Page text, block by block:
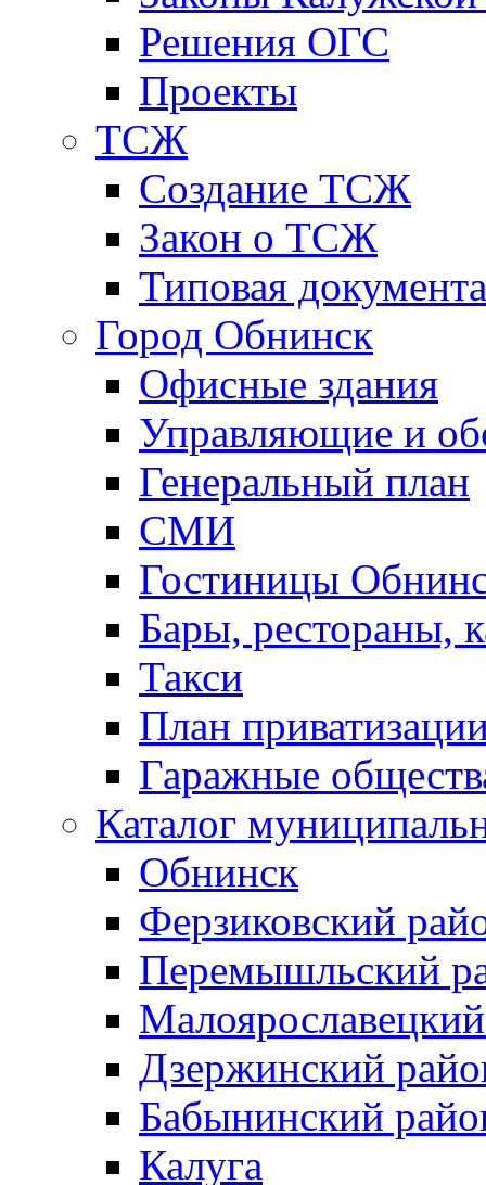
Решения ОГС
Проекты
ТСЖ
Создание ТСЖ
Закон о ТСЖ
Типовая
Город Обнинск
Офисные здания
Управляющие и
Генеральный план
СМИ
Гостиницы
Бары, рестораны,
Такси
План
Гаражные
Каталог
Обнинск
Ферзиковский
Перемышльский
Дзержинский
Бабынинский
Калуга